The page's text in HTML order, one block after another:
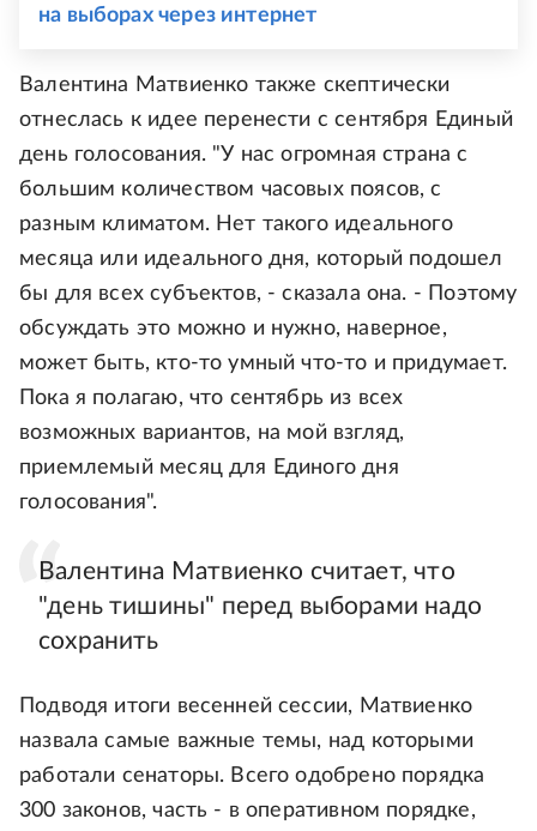
на выборах через интернет
Валентина Матвиенко также скептически
отнеслась к идее перенести с сентября Единый
день голосования. "У нас огромная страна с
большим количеством часовых поясов, с
разным климатом. Нет такого идеального
месяца или идеального дня, который подошел
бы для всех субъектов, - сказала она. - Поэтому
обсуждать это можно и нужно, наверное,
может быть, кто-то умный что-то и придумает.
Пока я полагаю, что сентябрь из всех
возможных вариантов, на мой взгляд,
приемлемый месяц для Единого дня
голосования".
Валентина Матвиенко считает, что
"день тишины" перед выборами надо
сохранить
Подводя итоги весенней сессии, Матвиенко
назвала самые важные темы, над которыми
работали сенаторы. Всего одобрено порядка
300 законов, часть - в оперативном порядке,